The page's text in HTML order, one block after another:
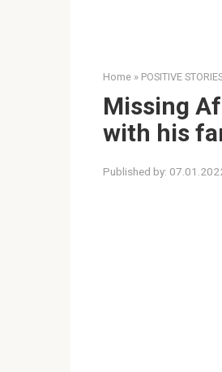
Home » POSITIVE
Missing
with his
Published by: